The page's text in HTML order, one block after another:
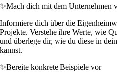
✨Mach dich mit dem Unternehmen
Informiere dich über die
Projekte. Verstehe ihre Werte, wie
und überlege dir, wie du diese in
kannst.
✨Bereite konkrete Beispiele vor